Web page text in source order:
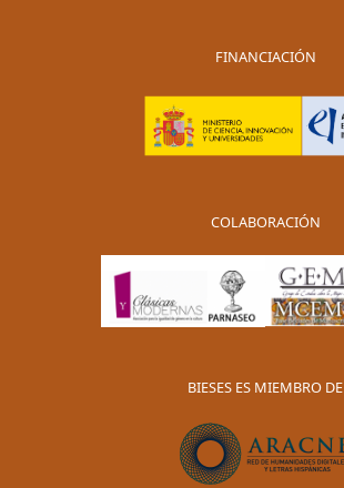
FINANCIACIÓN
COLABORACIÓN
BIESES ES MIEMBRO DE